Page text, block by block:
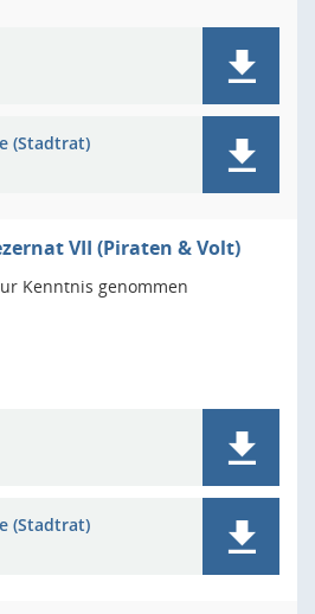
(Stadtrat)
VII (Piraten & Volt)
Kenntnis genommen
(Stadtrat)